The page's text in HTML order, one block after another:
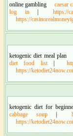
online gambling caesar
log in| https://
https://
ketogenic diet meal plan
diet food list|
https://
ketogenic diet for
cabbage soup|
https://